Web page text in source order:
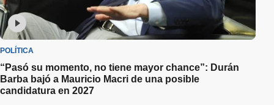
POLÍTICA
“Pasó su momento, no tiene mayor chance”: Durán
Barba bajó a Mauricio Macri de una posible
candidatura en 2027